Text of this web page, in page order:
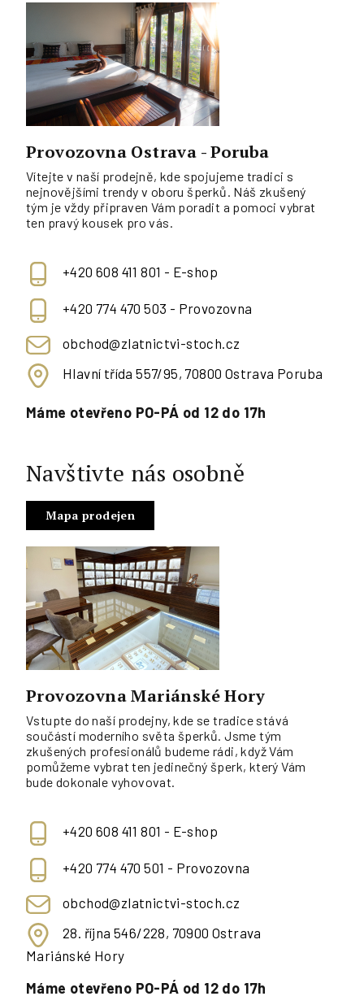
Provozovna Ostrava - Poruba
Vítejte v naší prodejně, kde spojujeme tradici s
nejnovějšími trendy v oboru šperků. Náš zkušený
tým je vždy připraven Vám poradit a pomoci vybrat
ten pravý kousek pro vás.
+420 608 411 801 - E-shop
+420 774 470 503 - Provozovna
obchod@zlatnictvi-stoch.cz
Hlavní třída 557/95, 70800 Ostrava Poruba
Máme otevřeno PO-PÁ od 12 do 17h
Navštivte nás osobně
Mapa prodejen
Provozovna Mariánské Hory
Vstupte do naší prodejny, kde se tradice stává
součástí moderního světa šperků. Jsme tým
zkušených profesionálů budeme rádi, když Vám
pomůžeme vybrat ten jedinečný šperk, který Vám
bude dokonale vyhovovat.
+420 608 411 801 - E-shop
+420 774 470 501 - Provozovna
obchod@zlatnictvi-stoch.cz
28. října 546/228, 70900 Ostrava
Mariánské Hory
Máme otevřeno PO-PÁ od 12 do 17h